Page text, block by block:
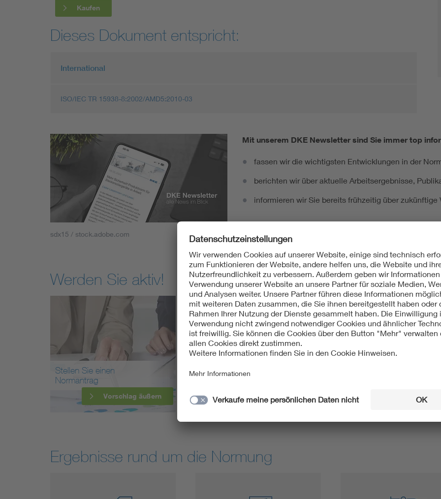
Mobility
Kaufen
Dieses Dokument entspricht:
International
ISO/IEC TR 15938-8:2002/AMD5:2010-03
sdx15 / stock.adobe.com
Mit unserem DKE Newsletter sind Sie immer top
fassen wir die wichtigsten Entwicklungen in der
berichten wir über aktuelle Arbeitsergebnisse,
informieren wir Sie bereits frühzeitig über zukünftige
Ich möchte den DKE Newsletter erhalten!
Werden Sie aktiv!
Stellen Sie einen
Normantrag
Vorschlag äußern
Arbeiten Sie in der Normung
Experte werden Stellung
Ergebnisse rund um die Normung